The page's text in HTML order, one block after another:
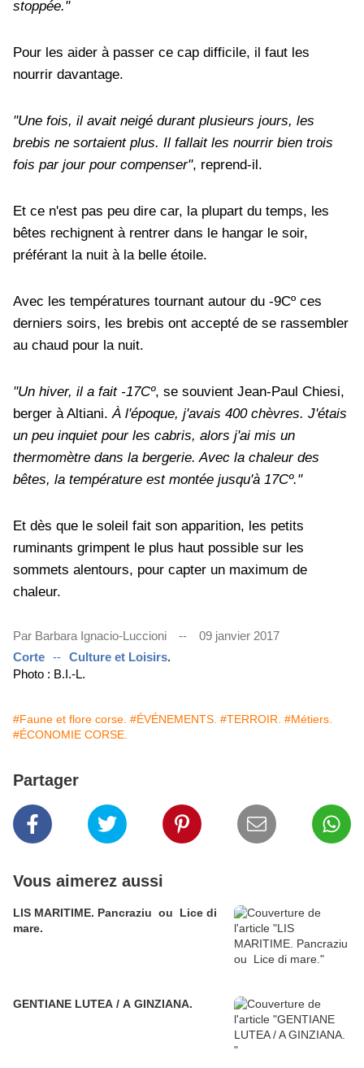
stoppée."
Pour les aider à passer ce cap difficile, il faut les
nourrir davantage.
"Une fois, il avait neigé durant plusieurs jours, les
brebis ne sortaient plus. Il fallait les nourrir bien trois
fois par jour pour compenser", reprend-il.
Et ce n'est pas peu dire car, la plupart du temps, les
bêtes rechignent à rentrer dans le hangar le soir,
préférant la nuit à la belle étoile.
Avec les températures tournant autour du -9Cº ces
derniers soirs, les brebis ont accepté de se rassembler
au chaud pour la nuit.
"Un hiver, il a fait -17Cº, se souvient Jean-Paul Chiesi,
berger à Altiani. À l'époque, j'avais 400 chèvres. J'étais
un peu inquiet pour les cabris, alors j'ai mis un
thermomètre dans la bergerie. Avec la chaleur des
bêtes, la température est montée jusqu'à 17Cº."
Et dès que le soleil fait son apparition, les petits
ruminants grimpent le plus haut possible sur les
sommets alentours, pour capter un maximum de
chaleur.
Par Barbara Ignacio-Luccioni --
09 janvier 2017
Corte -- Culture et Loisirs.
Photo : B.I.-L.
#Faune et flore corse. #ÉVÉNEMENTS. #TERROIR. #Métiers.
#ÉCONOMIE CORSE.
Partager
Vous aimerez aussi
LIS MARITIME. Pancraziu ou Lice di
mare.
GENTIANE LUTEA / A GINZIANA.